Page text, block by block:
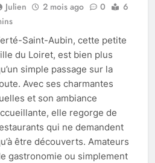
Julien 2 mois ago 0
6
Saint-Aubin, cette petite
du Loiret, est bien plus
simple passage sur la
Avec ses charmantes
et son ambiance
elle regorge de
qui ne demandent
être découverts. Amateurs
gastronomie ou simplement